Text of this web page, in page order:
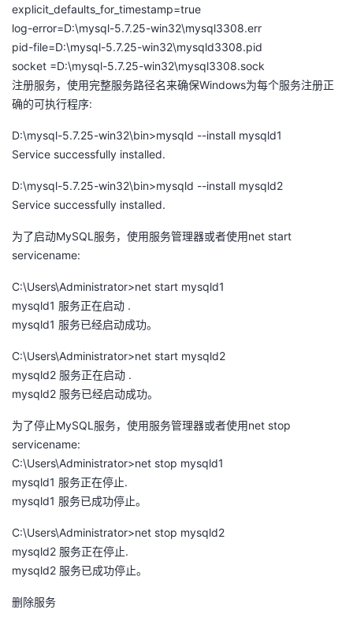
explicit_defaults_for_timestamp=true
log-error=D:\mysql-5.7.25-win32\mysql3308.err
pid-file=D:\mysql-5.7.25-win32\mysqld3308.pid
socket =D:\mysql-5.7.25-win32\mysql3308.sock
注册服务，使用完整服务路径名来确保Windows为每个服务注册正
确的可执行程序:
D:\mysql-5.7.25-win32\bin>mysqld --install mysqld1
Service successfully installed.
D:\mysql-5.7.25-win32\bin>mysqld --install mysqld2
Service successfully installed.
为了启动MySQL服务，使用服务管理器或者使用net start
servicename:
C:\Users\Administrator>net start mysqld1
mysqld1 服务正在启动 .
mysqld1 服务已经启动成功。
C:\Users\Administrator>net start mysqld2
mysqld2 服务正在启动 .
mysqld2 服务已经启动成功。
为了停止MySQL服务，使用服务管理器或者使用net stop
servicename:
C:\Users\Administrator>net stop mysqld1
mysqld1 服务正在停止.
mysqld1 服务已成功停止。
C:\Users\Administrator>net stop mysqld2
mysqld2 服务正在停止.
mysqld2 服务已成功停止。
删除服务